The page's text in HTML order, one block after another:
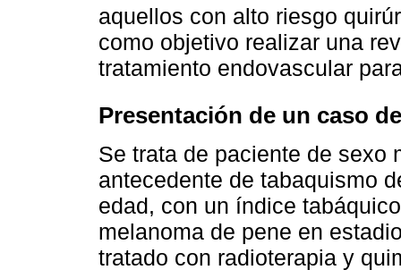
aquellos con alto riesgo
como objetivo realizar una
tratamiento endovascular
Presentación de un caso
Se trata de paciente de sexo
antecedente de tabaquismo
edad, con un índice
melanoma de pene en
tratado con radioterapia y